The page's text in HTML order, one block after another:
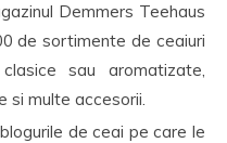
Demmers Teehaus
de sortimente de ceaiuri
sau aromatizate,
si multe accesorii.
de ceai pe care le